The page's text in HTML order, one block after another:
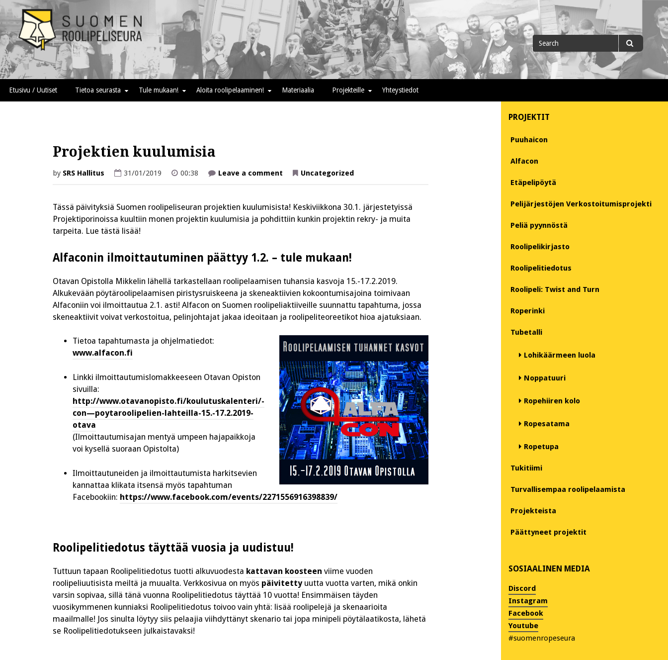
to
content
Suomen roolipeliseura
Search
for
Etusivu / Uutiset Tietoa seurasta Tule mukaan! Aloita roolipelaaminen! Materiaalia Projekteille Yhteystiedot
Projektien kuulumisia
by SRS Hallitus 31/01/2019 00:38 Leave a commenton Uncategorized
Tässä päivityksiä Suomen roolipeliseuran projektien kuulumisista! Keskiviikkona 30.1. järjestetyissä
Projektiporinoissa kuultiin monen projektin kuulumisia ja pohdittiin kunkin projektin rekry- ja muita
tarpeita. Lue tästä lisää!
Alfaconin ilmoittautuminen päättyy 1.2. – tule mukaan!
Otavan Opistolla Mikkelin lähellä tarkastellaan roolipelaamisen tuhansia kasvoja 15.-17.2.2019.
Alkukevään pöytäroolipelaamisen piristysruiskeena ja skeneaktiivien kokoontumisajoina toimivaan
Alfaconiin voi ilmoittautua 2.1. asti! Alfacon on Suomen roolipeliaktiiveille suunnattu tapahtuma, jossa
skeneaktiivit voivat verkostoitua, pelinjohtajat jakaa ideoitaan ja roolipeliteoreetikot hioa ajatuksiaan.
Tietoa tapahtumasta ja ohjelmatiedot:
www.alfacon.fi
Linkki ilmoittautumislomakkeeseen Otavan Opiston
sivuilla:
http://www.otavanopisto.fi/koulutuskalenteri/-
con—poytaroolipelien-lahteilla-15.-17.2.2019-
otava
(Ilmoittautumisajan mentyä umpeen hajapaikkoja
voi kysellä suoraan Opistolta)
Ilmoittautuneiden ja ilmoittautumista harkitsevien
kannattaa klikata itsensä myös tapahtuman
Facebookiin: https://www.facebook.com/events/2271556916398839/
Roolipelitiedotus täyttää vuosia ja uudistuu!
Tuttuun tapaan Roolipelitiedotus tuotti alkuvuodesta kattavan koosteen viime vuoden
roolipeliuutisista meiltä ja muualta. Verkkosivua on myös päivitetty uutta vuotta varten, mikä onkin
varsin sopivaa, sillä tänä vuonna Roolipelitiedotus täyttää 10 vuotta! Ensimmäisen täyden
vuosikymmenen kunniaksi Roolipelitiedotus toivoo vain yhtä: lisää roolipelejä ja skenaarioita
maailmalle! Jos sinulta löytyy siis pelaajia viihdyttänyt skenario tai jopa minipeli pöytälaatikosta, lähetä
se Roolipelitiedotukseen julkaistavaksi!
PROJEKTIT
Puuhaicon
Alfacon
Etäpelipöytä
Pelijärjestöjen Verkostoitumisprojekti
Peliä pyynnöstä
Roolipelikirjasto
Roolipelitiedotus
Roolipeli: Twist and Turn
Roperinki
Tubetalli
Lohikäärmeen luola
Noppatuuri
Ropehiiren kolo
Ropesatama
Ropetupa
Tukitiimi
Turvallisempaa roolipelaamista
Projekteista
Päättyneet projektit
SOSIAALINEN MEDIA
Discord
Instagram
Facebook
Youtube
#suomenropeseura